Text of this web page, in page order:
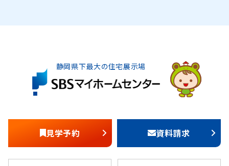
静岡県下最大の住宅展示場
見学予約 資料請求